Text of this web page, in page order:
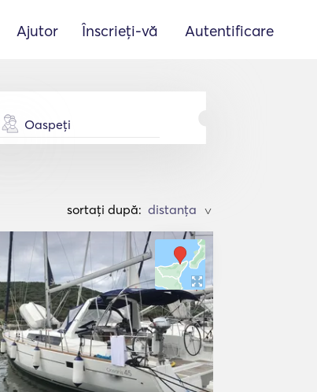
Ajutor Înscrieți-vă Autentificare
Oaspeți
sortați după: >